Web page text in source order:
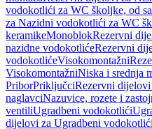
vodokotlići za WC školjke, od
za Nazidni vodokotlići za WC
keramikeMonoblokRezervni
nazidne vodokotlićeRezervni
vodokotlićeVisokomontažni
VisokomontažniNiska i srednja
PriborPriključciRezervni
naglavciNazuvice, rozete i
ventiliUgradbeni vodokotlići
dijelovi za Ugradbeni